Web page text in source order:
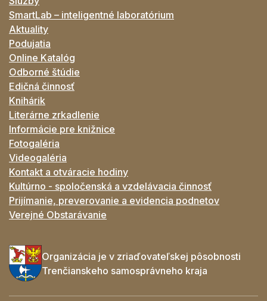
SmartLab – inteligentné laboratórium
Aktuality
Podujatia
Online Katalóg
Odborné štúdie
Edičná činnosť
Knihárik
Literárne zrkadlenie
Informácie pre knižnice
Fotogaléria
Videogaléria
Kontakt a otváracie hodiny
Kultúrno - spoločenská a vzdelávacia činnosť
Prijímanie, preverovanie a evidencia podnetov
Verejné Obstarávanie
Organizácia je v zriaďovateľskej pôsobnosti
Trenčianskeho samosprávneho kraja